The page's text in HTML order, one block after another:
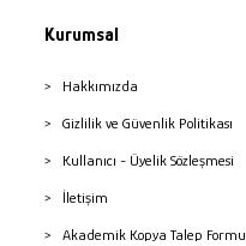
Kurumsal
Hakkımızda
Gizlilik ve Güvenlik Politikası
Kullanıcı - Üyelik Sözleşmesi
İletişim
Akademik Kopya Talep Formu